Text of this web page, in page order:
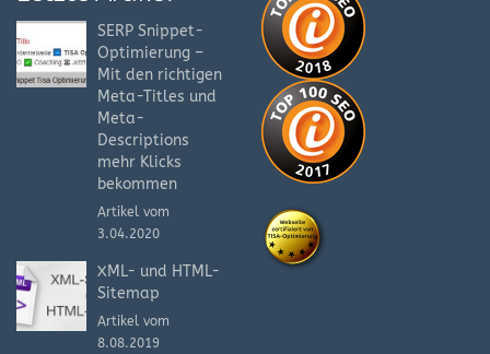
SERP Snippet-
Optimierung –
Mit den richtigen
Meta-Titles und
Meta-
Descriptions
mehr Klicks
bekommen
Artikel vom
3.04.2020
XML- und HTML-
Sitemap
Artikel vom
8.08.2019